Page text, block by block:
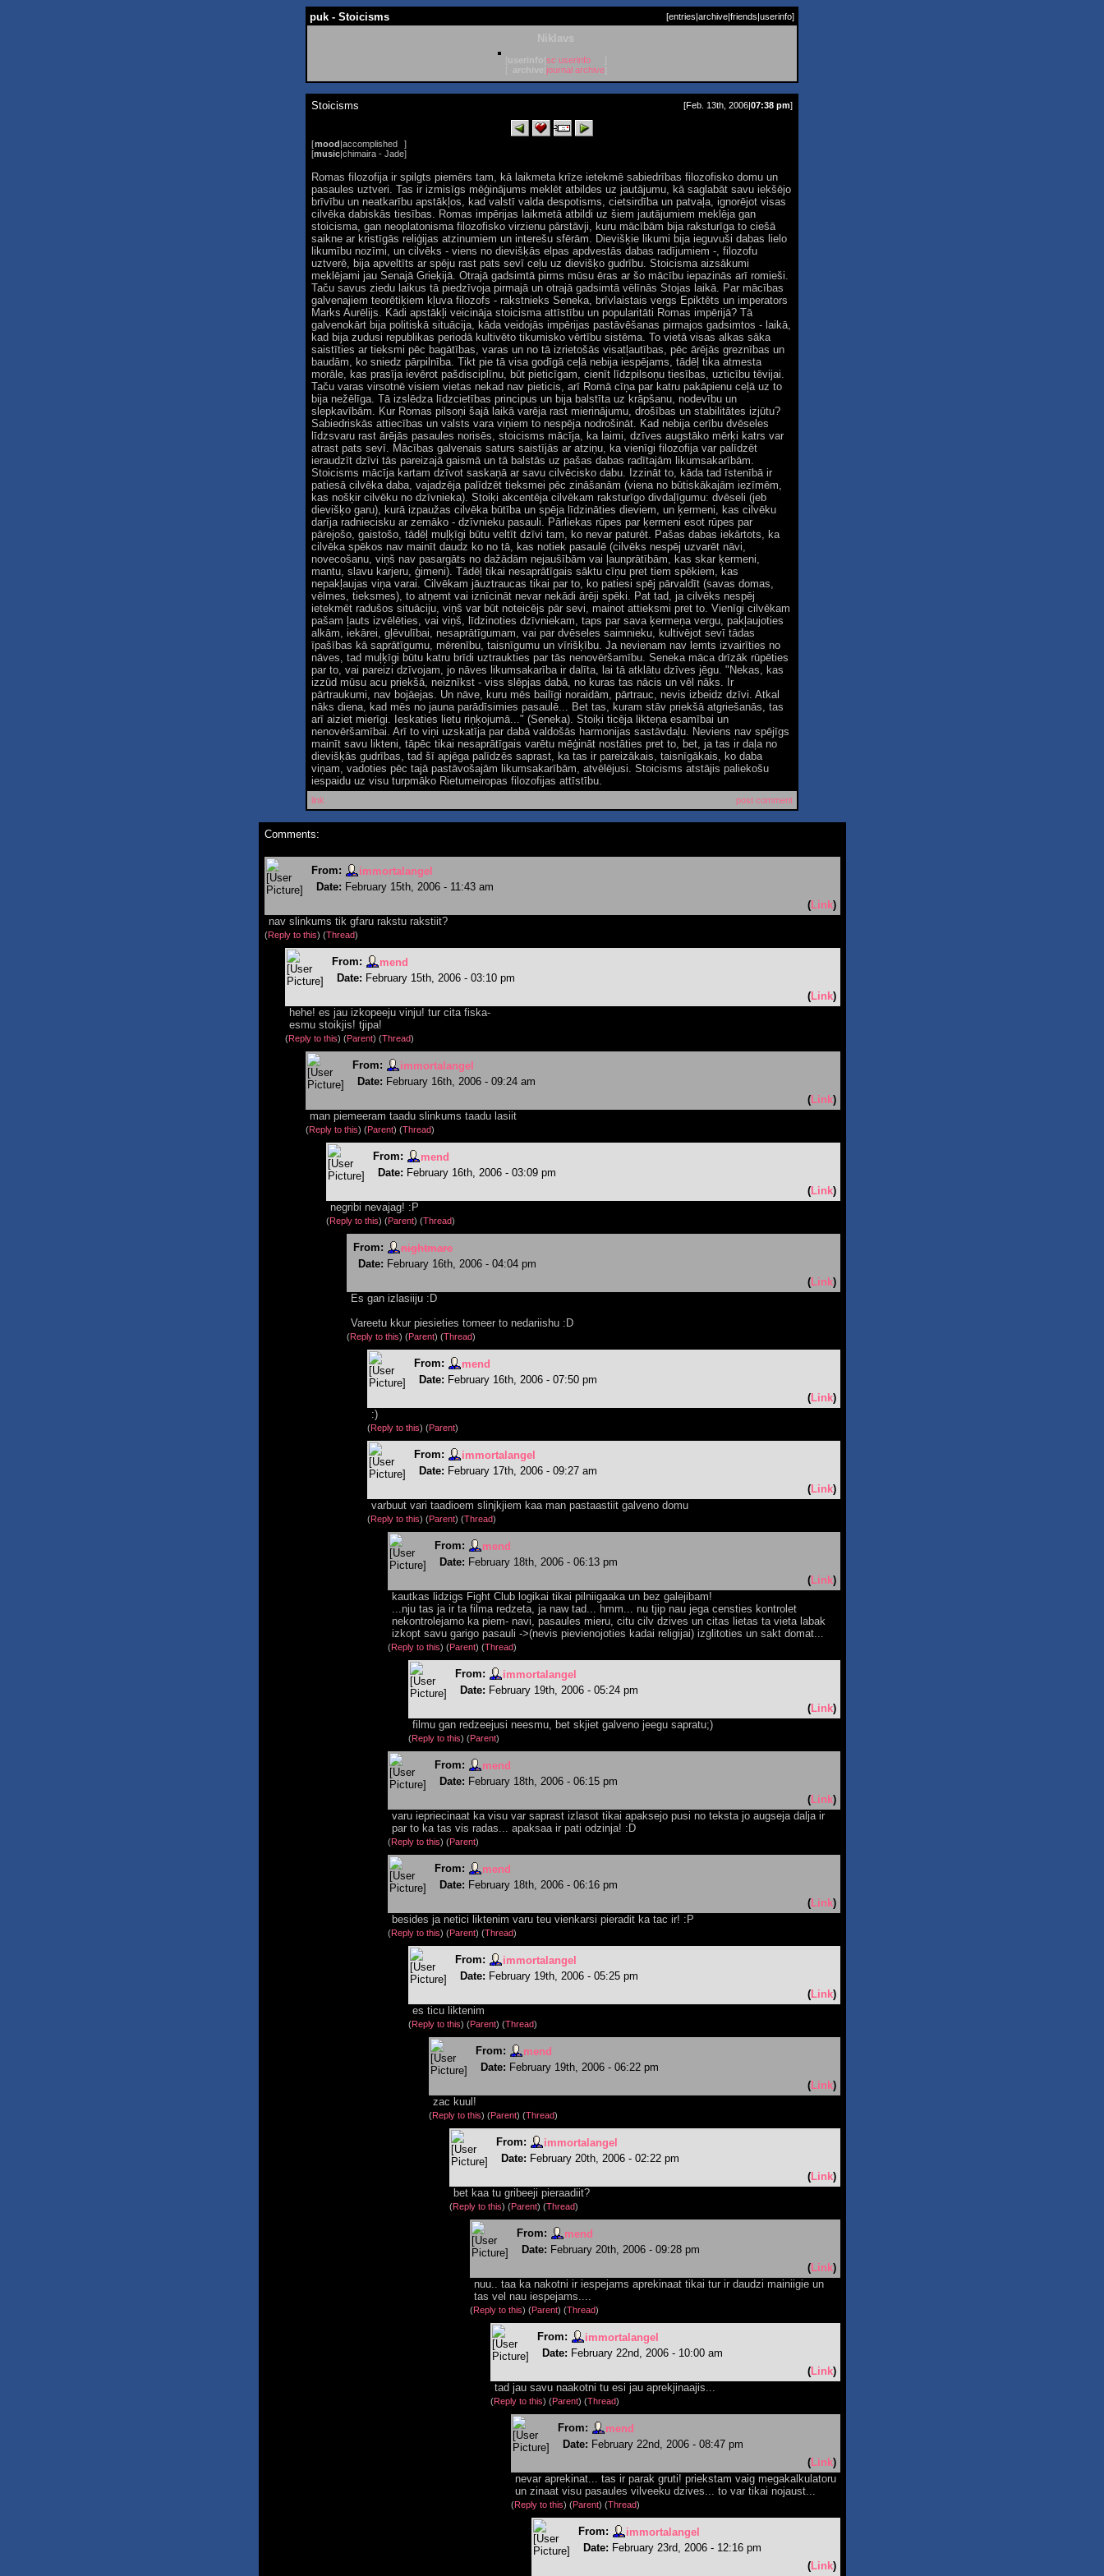
puk - Stoicisms [entries|archive|friends|userinfo]
Niklavs
userinfo sc userinfo
archive journal archive]
Stoicisms [Feb. 13th, 2006| 07:38 pm]
[mood accomplished
]
[music chimaira - Jade]
Romas filozofija ir spilgts piemērs tam, kā laikmeta krīze ietekmē sabiedrības filozofisko domu un
pasaules uztveri. Tas ir izmisīgs mēģinājums meklēt atbildes uz jautājumu, kā saglabāt savu iekšējo
brīvību un neatkarību apstākļos, kad valstī valda despotisms, cietsirdība un patvaļa, ignorējot visas
cilvēka dabiskās tiesības. Romas impērijas laikmetā atbildi uz šiem jautājumiem meklēja gan
stoicisma, gan neoplatonisma filozofisko virzienu pārstāvji, kuru mācībām bija raksturīga to ciešā
saikne ar kristīgās reliģijas atzinumiem un interešu sfērām. Dievišķie likumi bija ieguvuši dabas lielo
likumību nozīmi, un cilvēks - viens no dievišķās elpas apdvestās dabas radījumiem -, filozofu
uztverē, bija apveltīts ar spēju rast pats sevī ceļu uz dievišķo gudrību. Stoicisma aizsākumi
meklējami jau Senajā Grieķijā. Otrajā gadsimtā pirms mūsu ēras ar šo mācību iepazinās arī romieši.
Taču savus ziedu laikus tā piedzīvoja pirmajā un otrajā gadsimtā vēlīnās Stojas laikā. Par mācības
galvenajiem teorētiķiem kļuva filozofs - rakstnieks Seneka, brīvlaistais vergs Epiktēts un imperators
Marks Aurēlijs. Kādi apstākļi veicināja stoicisma attīstību un popularitāti Romas impērijā? Tā
galvenokārt bija politiskā situācija, kāda veidojās impērijas pastāvēšanas pirmajos gadsimtos - laikā,
kad bija zudusi republikas periodā kultivēto tikumisko vērtību sistēma. To vietā visas alkas sāka
saistīties ar tieksmi pēc bagātības, varas un no tā izrietošās visatļautības, pēc ārējās greznības un
baudām, ko sniedz pārpilnība. Tikt pie tā visa godīgā ceļā nebija iespējams, tādēļ tika atmesta
morāle, kas prasīja ievērot pašdisciplīnu, būt pieticīgam, cienīt līdzpilsoņu tiesības, uzticību tēvijai.
Taču varas virsotnē visiem vietas nekad nav pieticis, arī Romā cīņa par katru pakāpienu ceļā uz to
bija nežēlīga. Tā izslēdza līdzcietības principus un bija balstīta uz krāpšanu, nodevību un
slepkavībām. Kur Romas pilsoņi šajā laikā varēja rast mierinājumu, drošības un stabilitātes izjūtu?
Sabiedriskās attiecības un valsts vara viņiem to nespēja nodrošināt. Kad nebija cerību dvēseles
līdzsvaru rast ārējās pasaules norisēs, stoicisms mācīja, ka laimi, dzīves augstāko mērķi katrs var
atrast pats sevī. Mācības galvenais saturs saistījās ar atziņu, ka vienīgi filozofija var palīdzēt
ieraudzīt dzīvi tās pareizajā gaismā un tā balstās uz pašas dabas radītajām likumsakarībām.
Stoicisms mācīja kartam dzīvot saskaņā ar savu cilvēcisko dabu. Izzināt to, kāda tad īstenībā ir
patiesā cilvēka daba, vajadzēja palīdzēt tieksmei pēc zināšanām (viena no būtiskākajām iezīmēm,
kas nošķir cilvēku no dzīvnieka). Stoiķi akcentēja cilvēkam raksturīgo divdaļīgumu: dvēseli (jeb
dievišķo garu), kurā izpaužas cilvēka būtība un spēja līdzināties dieviem, un ķermeni, kas cilvēku
darīja radniecisku ar zemāko - dzīvnieku pasauli. Pārliekas rūpes par ķermeni esot rūpes par
pārejošo, gaistošo, tādēļ muļķīgi būtu veltīt dzīvi tam, ko nevar paturēt. Pašas dabas iekārtots, ka
cilvēka spēkos nav mainīt daudz ko no tā, kas notiek pasaulē (cilvēks nespēj uzvarēt nāvi,
novecošanu, viņš nav pasargāts no dažādām nejaušībām vai ļaunprātībām, kas skar ķermeni,
mantu, slavu karjeru, ģimeni). Tādēļ tikai nesaprātīgais sāktu cīņu pret tiem spēkiem, kas
nepakļaujas viņa varai. Cilvēkam jāuztraucas tikai par to, ko patiesi spēj pārvaldīt (savas domas,
vēlmes, tieksmes), to atņemt vai iznīcināt nevar nekādi ārēji spēki. Pat tad, ja cilvēks nespēj
ietekmēt radušos situāciju, viņš var būt noteicējs pār sevi, mainot attieksmi pret to. Vienīgi cilvēkam
pašam ļauts izvēlēties, vai viņš, līdzinoties dzīvniekam, taps par sava ķermeņa vergu, pakļaujoties
alkām, iekārei, gļēvulībai, nesaprātīgumam, vai par dvēseles saimnieku, kultivējot sevī tādas
īpašības kā saprātīgumu, mērenību, taisnīgumu un vīrišķību. Ja nevienam nav lemts izvairīties no
nāves, tad muļķīgi būtu katru brīdi uztraukties par tās nenovēršamību. Seneka māca drīzāk rūpēties
par to, vai pareizi dzīvojam, jo nāves likumsakarība ir dalīta, lai tā atklātu dzīves jēgu. "Nekas, kas
izzūd mūsu acu priekšā, neiznīkst - viss slēpjas dabā, no kuras tas nācis un vēl nāks. Ir
pārtraukumi, nav bojāejas. Un nāve, kuru mēs bailīgi noraidām, pārtrauc, nevis izbeidz dzīvi. Atkal
nāks diena, kad mēs no jauna parādīsimies pasaulē... Bet tas, kuram stāv priekšā atgriešanās, tas
arī aiziet mierīgi. Ieskaties lietu riņķojumā..." (Seneka). Stoiķi ticēja likteņa esamībai un
nenovēršamībai. Arī to viņi uzskatīja par dabā valdošās harmonijas sastāvdaļu. Neviens nav spējīgs
mainīt savu likteni, tāpēc tikai nesaprātīgais varētu mēģināt nostāties pret to, bet, ja tas ir daļa no
dievišķās gudrības, tad šī apjēga palīdzēs saprast, ka tas ir pareizākais, taisnīgākais, ko daba
viņam, vadoties pēc tajā pastāvošajām likumsakarībām, atvēlējusi. Stoicisms atstājis paliekošu
iespaidu uz visu turpmāko Rietumeiropas filozofijas attīstību.
link post comment
Comments:
From:
immortalangel
Date: February 15th, 2006 - 11:43 am
(Link)
nav slinkums tik gfaru rakstu rakstiit?
(Reply to this) (Thread)
From:
mend
Date: February 15th, 2006 - 03:10 pm
(Link)
hehe! es jau izkopeeju vinju! tur cita fiska-
esmu stoikjis! tjipa!
(Reply to this) (Parent) (Thread)
From:
immortalangel
Date: February 16th, 2006 - 09:24 am
(Link)
man piemeeram taadu slinkums taadu lasiit
(Reply to this) (Parent) (Thread)
From:
mend
Date: February 16th, 2006 - 03:09 pm
(Link)
negribi nevajag! :P
(Reply to this) (Parent) (Thread)
From:
nightmare
Date: February 16th, 2006 - 04:04 pm
(Link)
Es gan izlasiiju :D
Vareetu kkur piesieties tomeer to nedariishu :D
(Reply to this) (Parent) (Thread)
From:
mend
Date: February 16th, 2006 - 07:50 pm
(Link)
:)
(Reply to this) (Parent)
From:
immortalangel
Date: February 17th, 2006 - 09:27 am
(Link)
varbuut vari taadioem slinjkjiem kaa man pastaastiit galveno domu
(Reply to this) (Parent) (Thread)
From:
mend
Date: February 18th, 2006 - 06:13 pm
(Link)
kautkas lidzigs Fight Club logikai tikai pilniigaaka un bez galejibam!
...nju tas ja ir ta filma redzeta, ja naw tad... hmm... nu tjip nau jega censties kontrolet
nekontrolejamo ka piem- navi, pasaules mieru, citu cilv dzives un citas lietas ta vieta labak
izkopt savu garigo pasauli ->(nevis pievienojoties kadai religijai) izglitoties un sakt domat...
(Reply to this) (Parent) (Thread)
From:
immortalangel
Date: February 19th, 2006 - 05:24 pm
(Link)
filmu gan redzeejusi neesmu, bet skjiet galveno jeegu sapratu;)
(Reply to this) (Parent)
From:
mend
Date: February 18th, 2006 - 06:15 pm
(Link)
varu iepriecinaat ka visu var saprast izlasot tikai apaksejo pusi no teksta jo augseja dalja ir
par to ka tas vis radas... apaksaa ir pati odzinja! :D
(Reply to this) (Parent)
From:
mend
Date: February 18th, 2006 - 06:16 pm
(Link)
besides ja netici liktenim varu teu vienkarsi pieradit ka tac ir! :P
(Reply to this) (Parent) (Thread)
From:
immortalangel
Date: February 19th, 2006 - 05:25 pm
(Link)
es ticu liktenim
(Reply to this) (Parent) (Thread)
From:
mend
Date: February 19th, 2006 - 06:22 pm
(Link)
zac kuul!
(Reply to this) (Parent) (Thread)
From:
immortalangel
Date: February 20th, 2006 - 02:22 pm
(Link)
bet kaa tu gribeeji pieraadiit?
(Reply to this) (Parent) (Thread)
From:
mend
Date: February 20th, 2006 - 09:28 pm
(Link)
nuu.. taa ka nakotni ir iespejams aprekinaat tikai tur ir daudzi mainiigie un
tas vel nau iespejams....
(Reply to this) (Parent) (Thread)
From:
immortalangel
Date: February 22nd, 2006 - 10:00 am
(Link)
tad jau savu naakotni tu esi jau aprekjinaajis...
(Reply to this) (Parent) (Thread)
From:
mend
Date: February 22nd, 2006 - 08:47 pm
(Link)
nevar aprekinat... tas ir parak gruti! priekstam vaig megakalkulatoru
un zinaat visu pasaules vilveeku dzives... to var tikai nojaust...
(Reply to this) (Parent) (Thread)
From:
immortalangel
Date: February 23rd, 2006 - 12:16 pm
(Link)